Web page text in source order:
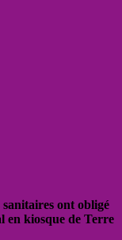
ont obligé
en kiosque de Terre